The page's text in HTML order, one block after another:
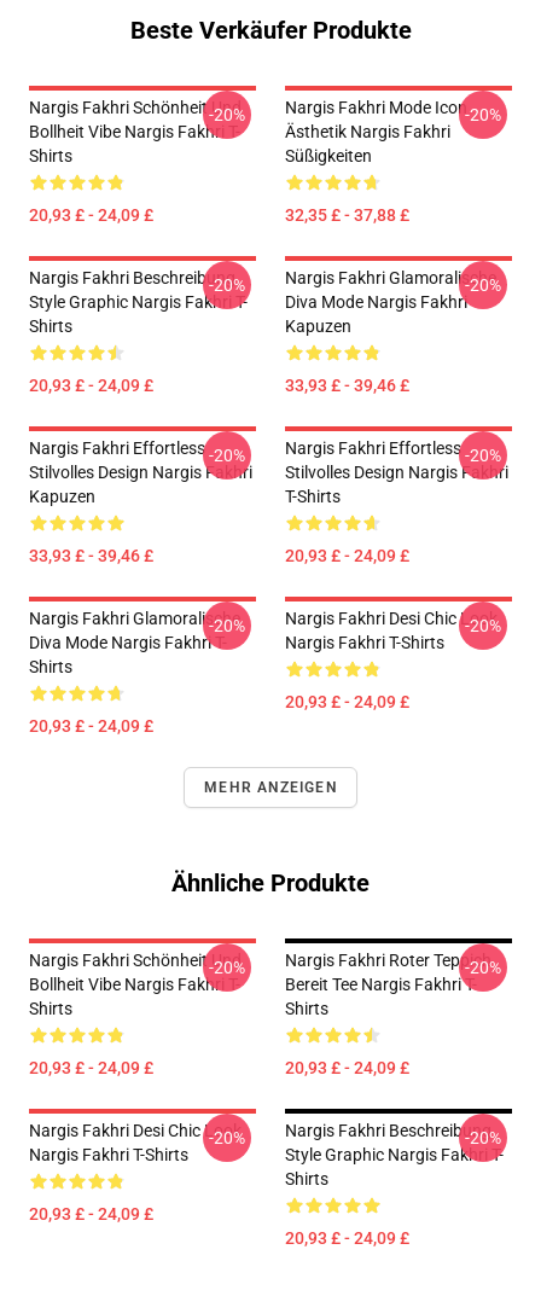
Beste Verkäufer Produkte
Nargis Fakhri Schönheit Und
Bollheit Vibe Nargis Fakhri T-
Shirts
20,93 £ - 24,09 £
-20%
Nargis Fakhri Mode Icon
Ästhetik Nargis Fakhri
Süßigkeiten
32,35 £ - 37,88 £
-20%
Nargis Fakhri Beschreibung
Style Graphic Nargis Fakhri T-
Shirts
20,93 £ - 24,09 £
-20%
Nargis Fakhri Glamoralische
Diva Mode Nargis Fakhri
Kapuzen
33,93 £ - 39,46 £
-20%
Nargis Fakhri Effortless
Stilvolles Design Nargis Fakhri
Kapuzen
33,93 £ - 39,46 £
-20%
Nargis Fakhri Effortless
Stilvolles Design Nargis Fakhri
T-Shirts
20,93 £ - 24,09 £
-20%
Nargis Fakhri Glamoralische
Diva Mode Nargis Fakhri T-
Shirts
20,93 £ - 24,09 £
-20%
Nargis Fakhri Desi Chic Look
Nargis Fakhri T-Shirts
20,93 £ - 24,09 £
-20%
MEHR ANZEIGEN
Ähnliche Produkte
Nargis Fakhri Schönheit Und
Bollheit Vibe Nargis Fakhri T-
Shirts
20,93 £ - 24,09 £
-20%
Nargis Fakhri Roter Teppich
Bereit Tee Nargis Fakhri T-
Shirts
20,93 £ - 24,09 £
-20%
Nargis Fakhri Desi Chic Look
Nargis Fakhri T-Shirts
20,93 £ - 24,09 £
-20%
Nargis Fakhri Beschreibung
Style Graphic Nargis Fakhri T-
Shirts
20,93 £ - 24,09 £
-20%